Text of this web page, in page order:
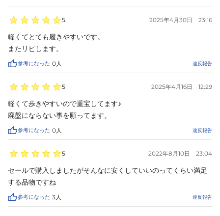
5 2025年4月30日 23:16
軽くてとても履きやすいです。
またリピします。
参考になった 0人 違反報告
5 2025年4月16日 12:29
軽くて歩きやすいので重宝してます♪
廃盤にならない事を願ってます。
参考になった 0人 違反報告
5 2022年8月10日 23:04
セールで購入しましたがそんなに安くしていいのってくらい満足
する品物ですね
参考になった 3人 違反報告